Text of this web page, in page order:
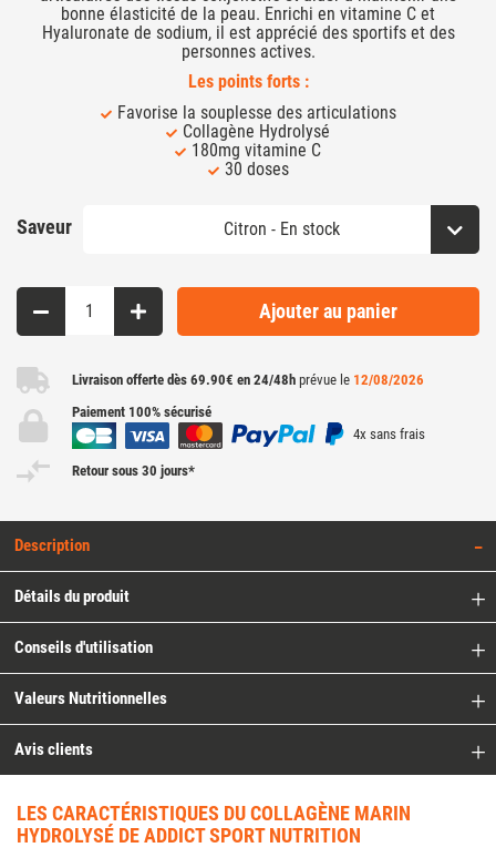
bonne élasticité de la peau. Enrichi en vitamine C et
Hyaluronate de sodium, il est apprécié des sportifs et des
personnes actives.
Les points forts :
Favorise la souplesse des articulations
Collagène Hydrolysé
180mg vitamine C
30 doses
Saveur
Ajouter au panier
Livraison offerte dès 69.90€ en 24/48h prévue le 12/08/2026
Paiement 100% sécurisé
4x sans frais
Retour sous 30 jours*
Description
Détails du produit
Conseils d'utilisation
Valeurs Nutritionnelles
Avis clients
LES CARACTÉRISTIQUES DU COLLAGÈNE MARIN
HYDROLYSÉ DE ADDICT SPORT NUTRITION